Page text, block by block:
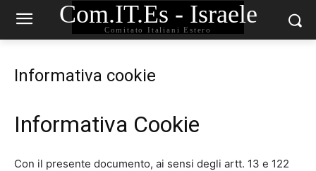
Com.IT.Es - Israele
Comitato Italiani Estero
Informativa cookie
Informativa Cookie
Con il presente documento, ai sensi degli artt. 13 e 122